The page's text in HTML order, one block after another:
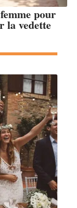
pour
la vedette